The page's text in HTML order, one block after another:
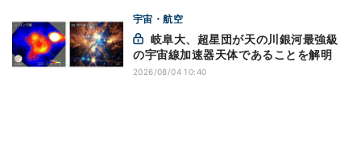
宇宙・航空
の宇宙線加速器天体であることを解明
2026/08/04 10:40